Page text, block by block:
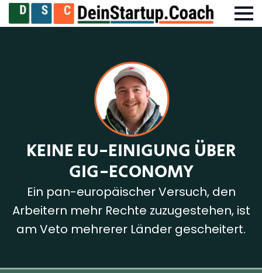
KEINE EU-EINIGUNG ÜBER
GIG-ECONOMY
Ein pan-europäischer Versuch, den
Arbeitern mehr Rechte zuzugestehen, ist
am Veto mehrerer Länder gescheitert.